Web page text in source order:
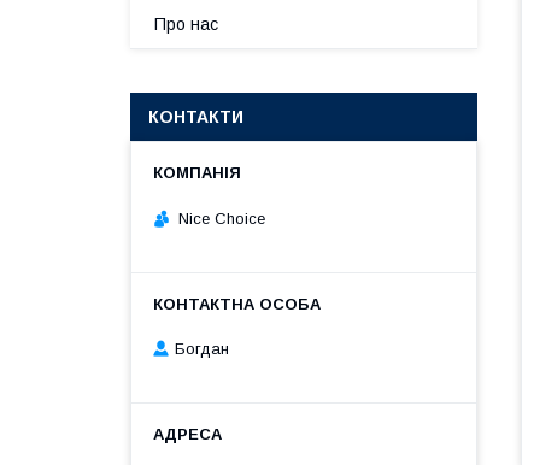
Про нас
КОНТАКТИ
Nice Choice
Богдан